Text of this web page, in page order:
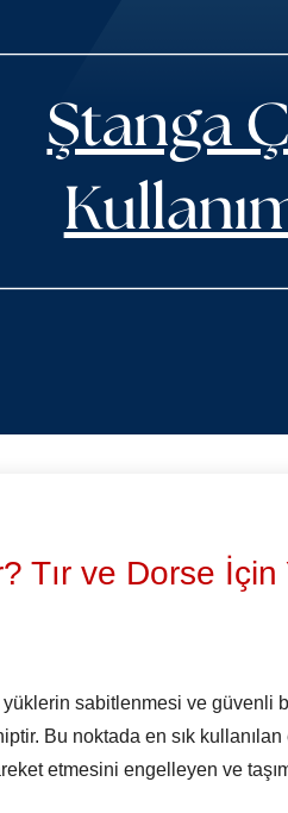
Tır ve Dorse
yüklerin sabitlenmesi ve güvenli
Bu noktada en sık
etmesini engelleyen ve